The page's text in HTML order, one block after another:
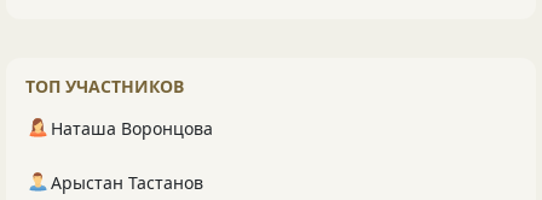
ТОП УЧАСТНИКОВ
Наташа Воронцова
Арыстан Тастанов